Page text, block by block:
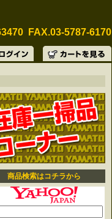
FAX.03-5787-6170
商品検索はコチラから